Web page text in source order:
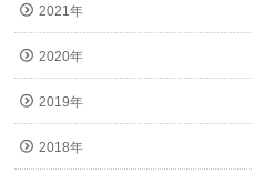
2021年
2020年
2019年
2018年